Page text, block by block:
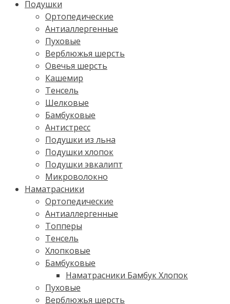
Подушки
Ортопедические
Антиаллергенные
Пуховые
Верблюжья шерсть
Овечья шерсть
Кашемир
Тенсель
Шелковые
Бамбуковые
Антистресс
Подушки из льна
Подушки хлопок
Подушки эвкалипт
Микроволокно
Наматрасники
Ортопедические
Антиаллергенные
Топперы
Тенсель
Хлопковые
Бамбуковые
Наматрасники Бамбук Хлопок
Пуховые
Верблюжья шерсть